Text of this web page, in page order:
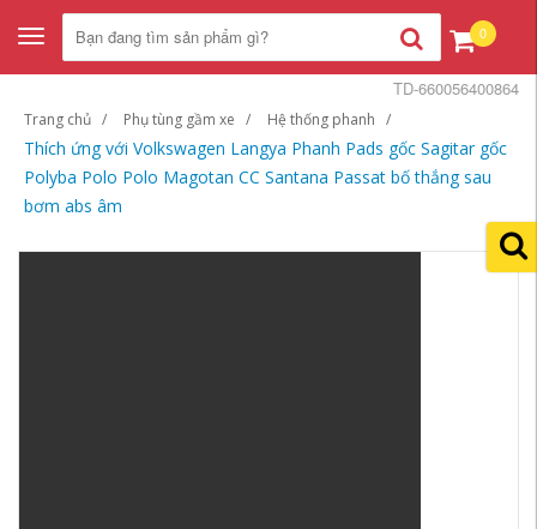
Toggle
navigation
0
Trang chủ Phụ tùng gầm xe Hệ thống phanh
Thích ứng với Volkswagen Langya Phanh Pads gốc Sagitar gốc
Polyba Polo Polo Magotan CC Santana Passat bố thắng sau
bơm abs âm
TD-660056400864